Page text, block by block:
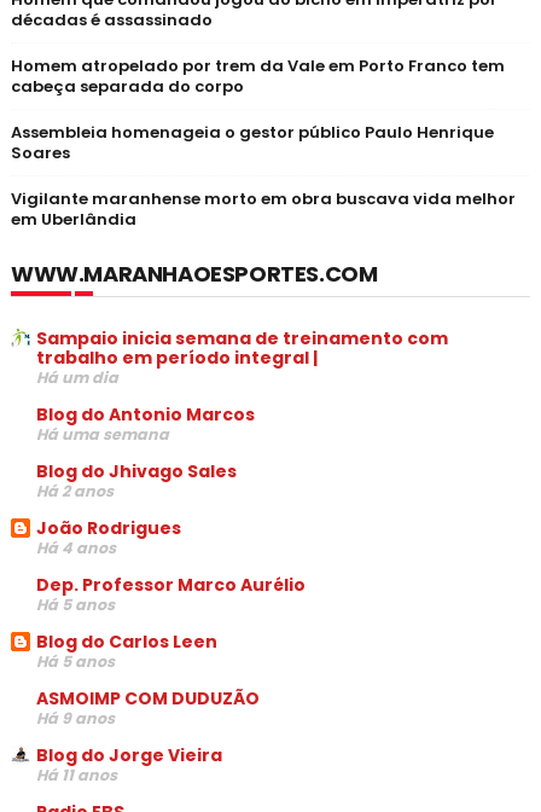
décadas é assassinado
Homem atropelado por trem da Vale em Porto Franco tem
cabeça separada do corpo
Assembleia homenageia o gestor público Paulo Henrique
Soares
Vigilante maranhense morto em obra buscava vida melhor
em Uberlândia
WWW.MARANHAOESPORTES.COM
Sampaio inicia semana de treinamento com
trabalho em período integral |
Há um dia
Blog do Antonio Marcos
Há uma semana
Blog do Jhivago Sales
Há 2 anos
João Rodrigues
Há 4 anos
Dep. Professor Marco Aurélio
Há 5 anos
Blog do Carlos Leen
Há 5 anos
ASMOIMP COM DUDUZÃO
Há 9 anos
Blog do Jorge Vieira
Há 11 anos